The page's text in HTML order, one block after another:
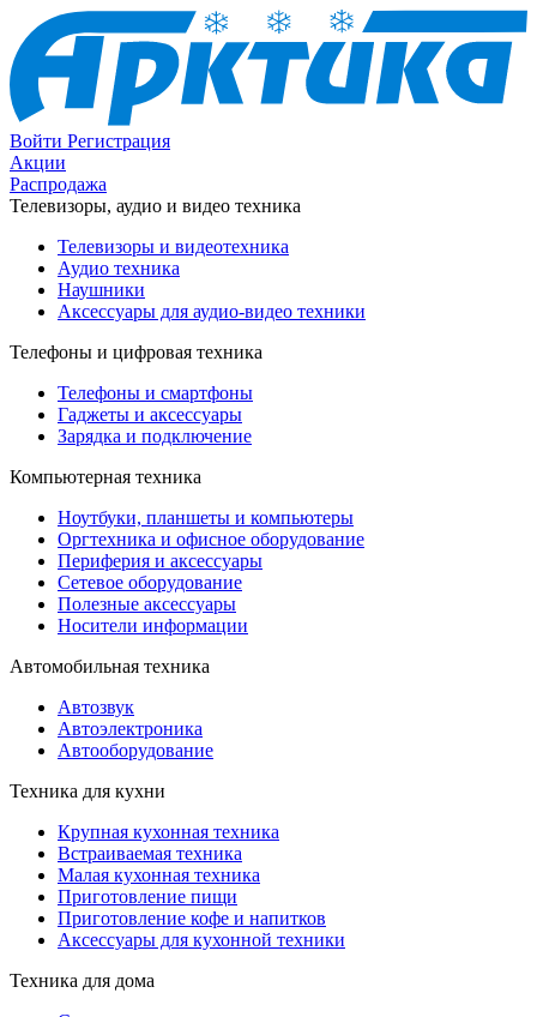
Войти Регистрация
Акции
Распродажа
Телевизоры, аудио и видео техника
Телевизоры и видеотехника
Аудио техника
Наушники
Аксессуары для аудио-видео техники
Телефоны и цифровая техника
Телефоны и смартфоны
Гаджеты и аксессуары
Зарядка и подключение
Компьютерная техника
Ноутбуки, планшеты и компьютеры
Оргтехника и офисное оборудование
Периферия и аксессуары
Cетевое оборудование
Полезные аксессуары
Носители информации
Автомобильная техника
Автозвук
Автоэлектроника
Автооборудование
Техника для кухни
Крупная кухонная техника
Встраиваемая техника
Малая кухонная техника
Приготовление пищи
Приготовление кофе и напитков
Аксессуары для кухонной техники
Техника для дома